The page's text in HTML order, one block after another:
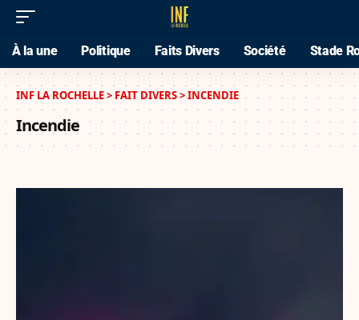
À la une Politique Faits Divers Société Stade
INF LA ROCHELLE>FAIT DIVERS>INCENDIE
Incendie